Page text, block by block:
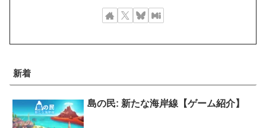
新着
島の民: 新たな海岸線【ゲーム紹介】